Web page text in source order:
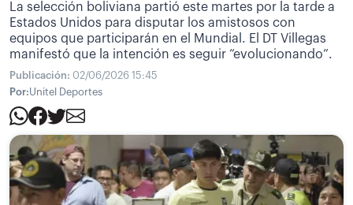
La selección boliviana partió este martes por la tarde a
Estados Unidos para disputar los amistosos con
equipos que participarán en el Mundial. El DT Villegas
manifestó que la intención es seguir “evolucionando”.
Publicación: 02/06/2026 15:45
Por:Unitel Deportes